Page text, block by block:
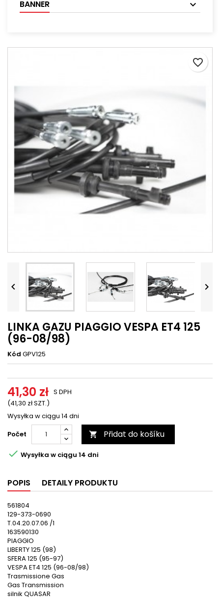
BANNER
favorite_border
 
 
LINKA GAZU PIAGGIO VESPA ET4 125
(96-08/98)
Kód GPV125
41,30 zł
(41,30 zł SZT.)
S DPH
Wysyłka w ciągu 14 dni
Počet
 Přidat do košíku
 Wysyłka w ciągu 14 dni
POPIS DETAILY PRODUKTU
561804
129-373-0690
T.04.20.07.06 /1
163590130
PIAGGIO
LIBERTY 125 (98)
SFERA 125 (95-97)
VESPA ET4 125 (96-08/98)
Trasmissione Gas
Gas Transmission
silnik QUASAR